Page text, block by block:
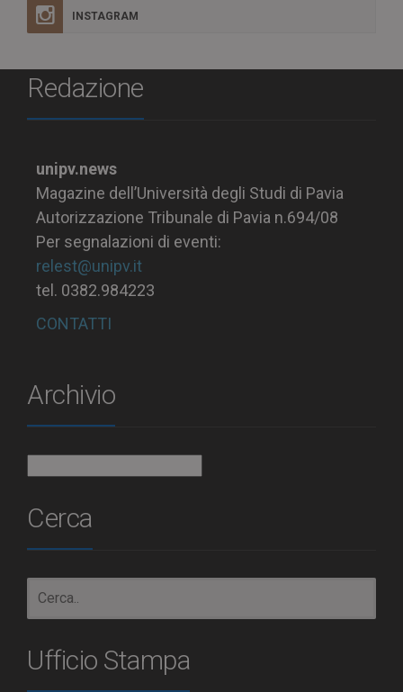
INSTAGRAM
Redazione
unipv.news
Magazine dell’Università degli Studi di Pavia
Autorizzazione Tribunale di Pavia n.694/08
Per segnalazioni di eventi:
relest@unipv.it
tel. 0382.984223
CONTATTI
Archivio
Cerca
Ufficio Stampa